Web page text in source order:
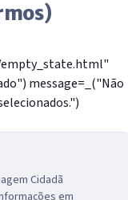
message=_("Não
Cidadã
em